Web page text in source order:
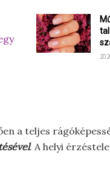
a teljes
. A helyi